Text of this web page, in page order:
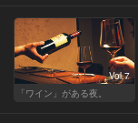
Vol.7
「ワイン」がある夜。